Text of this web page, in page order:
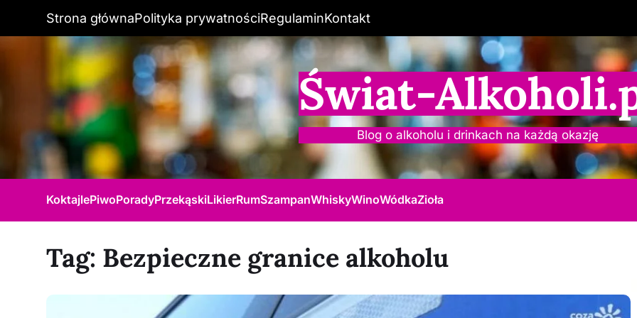
Strona głównaPolityka prywatnościRegulaminKontakt
Świat-
Blog o alkoholu i drinkach na każdą okazję
KoktajlePiwoPoradyPrzekąskiLikierRumSzampanWhiskyWinoWódkaZioła
Tag: Bezpieczne granice alkoholu